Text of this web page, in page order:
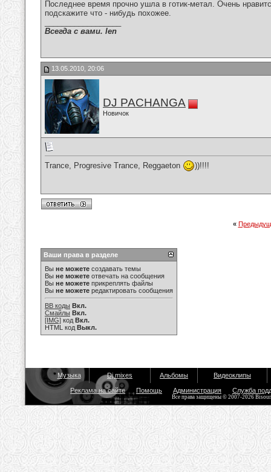
Последнее время прочно ушла в готик-метал. Очень
подскажите что - нибудь похожее.
Всегда с вами. len
13.05.2010, 20:06
DJ PACHANGA
Новичок
Trance, Progresive Trance, Reggaeton ))!!!!
«
Ваши права в разделе
Вы не можете создавать темы
Вы не можете отвечать на сообщения
Вы не можете прикреплять файлы
Вы не можете редактировать сообщения
BB коды Вкл.
Смайлы Вкл.
[IMG] код Вкл.
HTML код Выкл.
Музыка Dj mixes Альбомы Видеоклипы
Реклама на сайте Помощь Администрация Служба
Все права защищены © 2007-2026